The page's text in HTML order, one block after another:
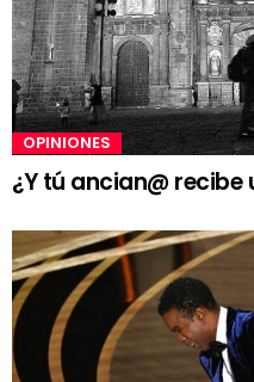
OPINIONES
¿Y tú ancian@ recibe